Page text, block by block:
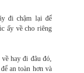
đi chậm lại để
ấy về cho riêng
hay đi đâu đó,
an toàn hơn và